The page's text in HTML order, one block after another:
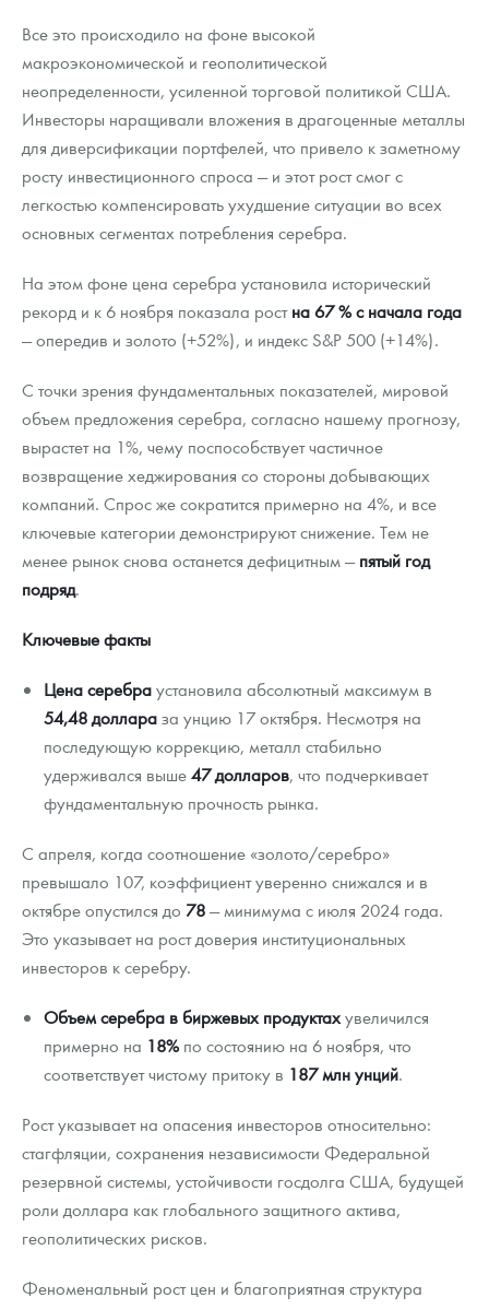
Все это происходило на фоне высокой
макроэкономической и геополитической
неопределенности, усиленной торговой политикой США.
Инвесторы наращивали вложения в драгоценные металлы
для диверсификации портфелей, что привело к заметному
росту инвестиционного спроса — и этот рост смог с
легкостью компенсировать ухудшение ситуации во всех
основных сегментах потребления серебра.
На этом фоне цена серебра установила исторический
рекорд и к 6 ноября показала ростна 67 % с начала года
— опередив и золото (+52%), и индекс S&P 500 (+14%).
С точки зрения фундаментальных показателей, мировой
объем предложения серебра, согласно нашему прогнозу,
вырастет на 1%, чему поспособствует частичное
возвращение хеджирования со стороны добывающих
компаний. Спрос же сократится примерно на 4%, и все
ключевые категории демонстрируют снижение. Тем не
менее рынок снова останется дефицитным —пятый год
подряд.
Ключевые факты
Цена серебраустановила абсолютный максимум в
54,48 доллараза унцию 17 октября. Несмотря на
последующую коррекцию, металл стабильно
удерживался выше47 долларов, что подчеркивает
фундаментальную прочность рынка.
С апреля, когда соотношение «золото/серебро»
превышало 107, коэффициент уверенно снижался и в
октябре опустился до 78— минимума с июля 2024 года.
Это указывает на рост доверия институциональных
инвесторов к серебру.
Объем серебра в биржевых продуктахувеличился
примерно на 18%по состоянию на 6 ноября, что
соответствует чистому притоку в 187 млн унций.
Рост указывает на опасения инвесторов относительно:
стагфляции, сохранения независимости Федеральной
резервной системы, устойчивости госдолга США, будущей
роли доллара как глобального защитного актива,
геополитических рисков.
Феноменальный рост цен и благоприятная структура